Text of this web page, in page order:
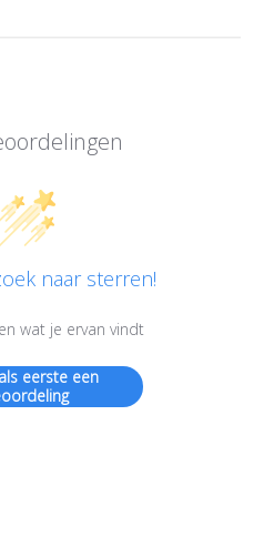
naar sterren!
wat je ervan vindt
eerste een